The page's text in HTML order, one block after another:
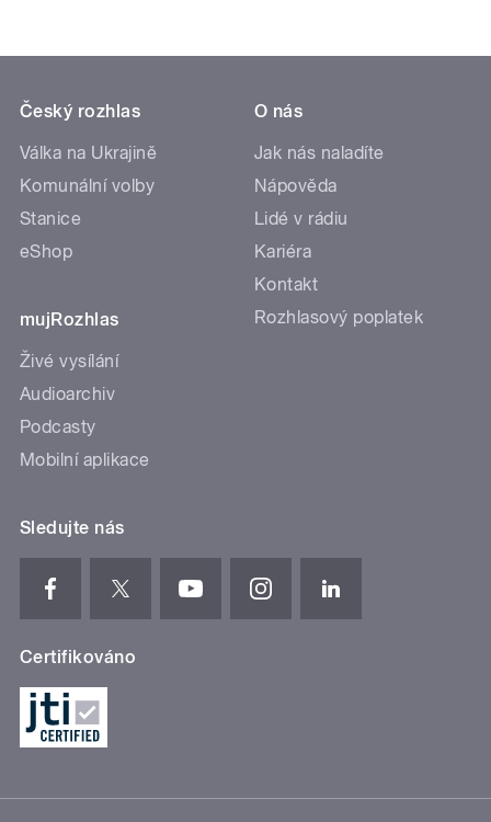
Český rozhlas
Válka na Ukrajině
Komunální volby
Stanice
eShop
mujRozhlas
Živé vysílání
Audioarchiv
Podcasty
Mobilní aplikace
O nás
Jak nás naladíte
Nápověda
Lidé v rádiu
Kariéra
Kontakt
Rozhlasový poplatek
Sledujte nás
Certifikováno